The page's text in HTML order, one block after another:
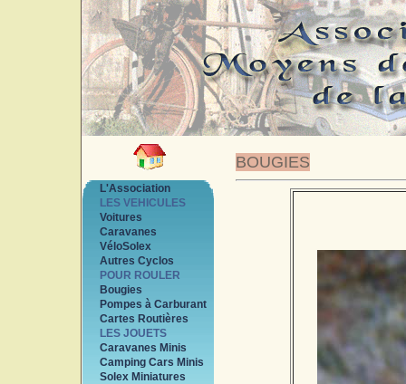
BOUGIES
L'Association
LES VEHICULES
Voitures
Caravanes
VéloSolex
Autres Cyclos
POUR ROULER
Bougies
Pompes à Carburant
Cartes Routières
LES JOUETS
Caravanes Minis
Camping Cars Minis
Solex Miniatures